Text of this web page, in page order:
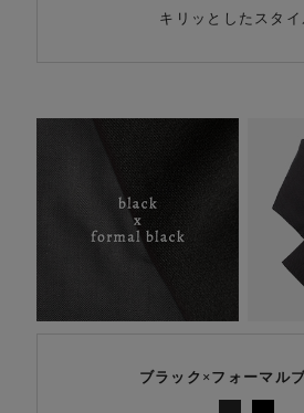
キリッとしたスタイ
ブラック×フォーマル